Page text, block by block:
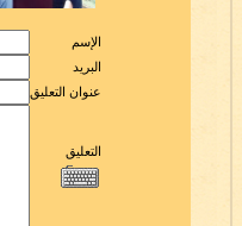
الإسم
البريد
عنوان التعليق
التعليق